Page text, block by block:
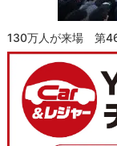
130万人が来場 第